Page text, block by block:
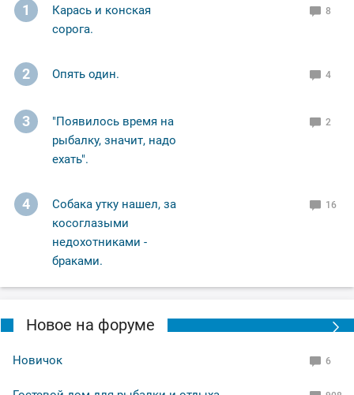
1
Карась и конская
сорога.
8
2 Опять один. 4
3
"Появилось время на
рыбалку, значит, надо
ехать".
2
4
Собака утку нашел, за
косоглазыми
недохотниками -
браками.
16
Новое на форуме
Новичок 6